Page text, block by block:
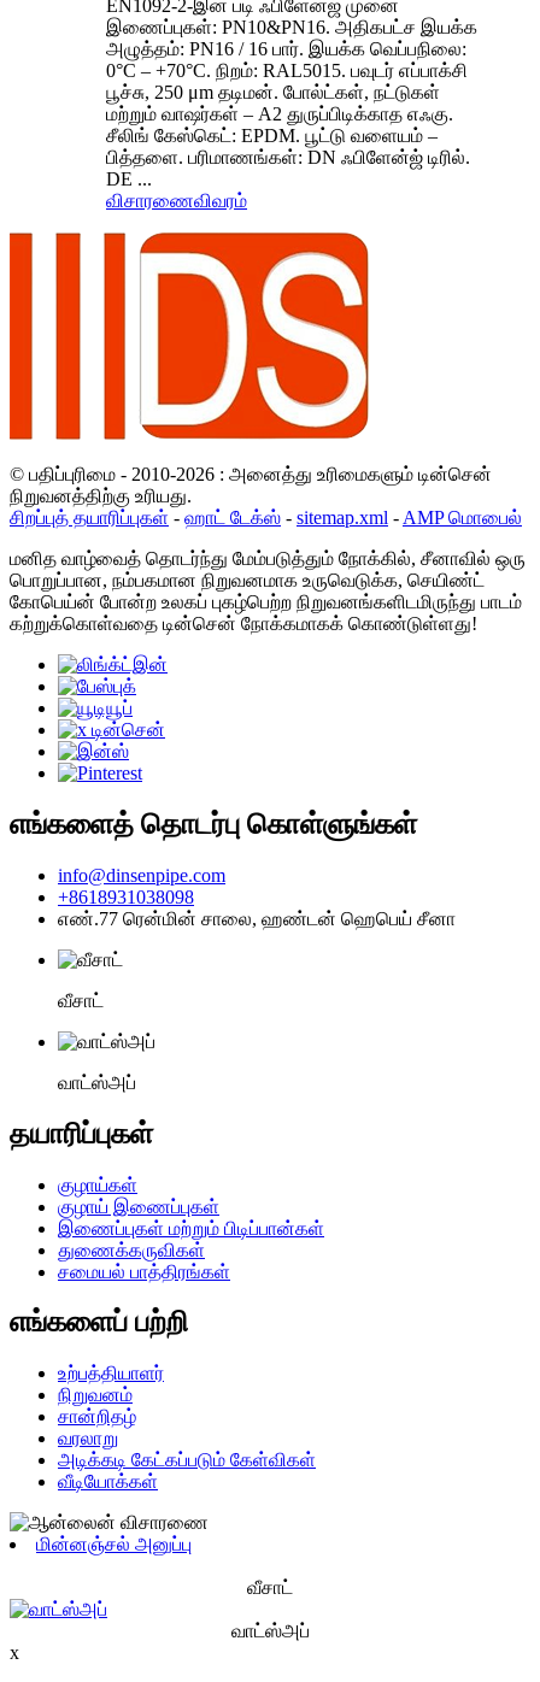
EN1092-2-இன் படி ஃபிளேன்ஜ் முனை
இணைப்புகள்: PN10&PN16. அதிகபட்ச இயக்க
அழுத்தம்: PN16 / 16 பார். இயக்க வெப்பநிலை:
0°C – +70°C. நிறம்: RAL5015. பவுடர் எப்பாக்சி
பூச்சு, 250 μm தடிமன். போல்ட்கள், நட்டுகள்
மற்றும் வாஷர்கள் – A2 துருப்பிடிக்காத எஃகு.
சீலிங் கேஸ்கெட்: EPDM. பூட்டு வளையம் –
பித்தளை. பரிமாணங்கள்: DN ஃபிளேன்ஜ் டிரில்.
DE ...
விசாரணைவிவரம்
© பதிப்புரிமை - 2010-2026 : அனைத்து உரிமைகளும் டின்சென்
நிறுவனத்திற்கு உரியது.
சிறப்புத் தயாரிப்புகள் - ஹாட் டேக்ஸ் - sitemap.xml - AMP மொபைல்
மனித வாழ்வைத் தொடர்ந்து மேம்படுத்தும் நோக்கில், சீனாவில் ஒரு
பொறுப்பான, நம்பகமான நிறுவனமாக உருவெடுக்க, செயிண்ட்
கோபெய்ன் போன்ற உலகப் புகழ்பெற்ற நிறுவனங்களிடமிருந்து பாடம்
கற்றுக்கொள்வதை டின்சென் நோக்கமாகக் கொண்டுள்ளது!
எங்களைத் தொடர்பு கொள்ளுங்கள்
info@dinsenpipe.com
+8618931038098
எண்.77 ரென்மின் சாலை, ஹண்டன் ஹெபெய் சீனா
வீசாட்
வாட்ஸ்அப்
தயாரிப்புகள்
குழாய்கள்
குழாய் இணைப்புகள்
இணைப்புகள் மற்றும் பிடிப்பான்கள்
துணைக்கருவிகள்
சமையல் பாத்திரங்கள்
எங்களைப் பற்றி
உற்பத்தியாளர்
நிறுவனம்
சான்றிதழ்
வரலாறு
அடிக்கடி கேட்கப்படும் கேள்விகள்
வீடியோக்கள்
மின்னஞ்சல் அனுப்பு
வீசாட்
வாட்ஸ்அப்
x